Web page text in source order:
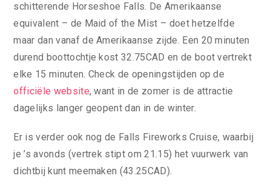
schitterende Horseshoe Falls. De Amerikaanse
equivalent – de Maid of the Mist – doet hetzelfde
maar dan vanaf de Amerikaanse zijde. Een 20 minuten
durend boottochtje kost 32.75CAD en de boot vertrekt
elke 15 minuten. Check de openingstijden op de
officiële website, want in de zomer is de attractie
dagelijks langer geopent dan in de winter.
Er is verder ook nog de Falls Fireworks Cruise, waarbij
je ’s avonds (vertrek stipt om 21.15) het vuurwerk van
dichtbij kunt meemaken (43.25CAD).